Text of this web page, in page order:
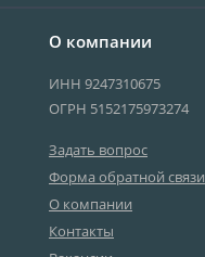
О компании
ИНН 9247310675
ОГРН 5152175973274
Задать вопрос
Форма обратной связи
О компании
Контакты